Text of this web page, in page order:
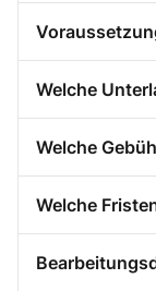
Welche
Welche
Welche